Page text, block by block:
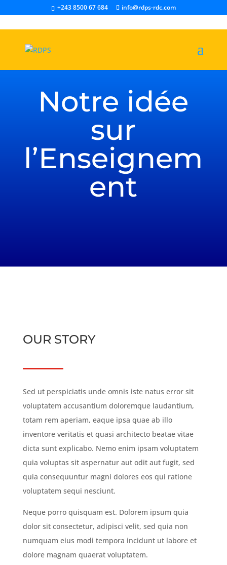
+243 8500 67 684 info@rdps-rdc.com
Notre idée
sur
l’Enseignem
ent
OUR STORY
Sed ut perspiciatis unde omnis iste natus error sit
voluptatem accusantium doloremque laudantium,
totam rem aperiam, eaque ipsa quae ab illo
inventore veritatis et quasi architecto beatae vitae
dicta sunt explicabo. Nemo enim ipsam voluptatem
quia voluptas sit aspernatur aut odit aut fugit, sed
quia consequuntur magni dolores eos qui ratione
voluptatem sequi nesciunt.
Neque porro quisquam est. Dolorem ipsum quia
dolor sit consectetur, adipisci velit, sed quia non
numquam eius modi tempora incidunt ut labore et
dolore magnam quaerat voluptatem.